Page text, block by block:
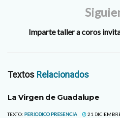
Imparte taller a coros
Textos Relacionados
La Virgen de Guadalupe
TEXTO: PERIODICO PRESENCIA 21